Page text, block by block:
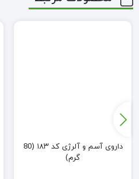
داروی آسم و آلرژی کد ۱۸۳ (80
گرم)